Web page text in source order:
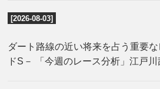
[2026-08-03]
ダート路線の近い将来を占う重要
ドS－ 「今週のレース分析」江戸川